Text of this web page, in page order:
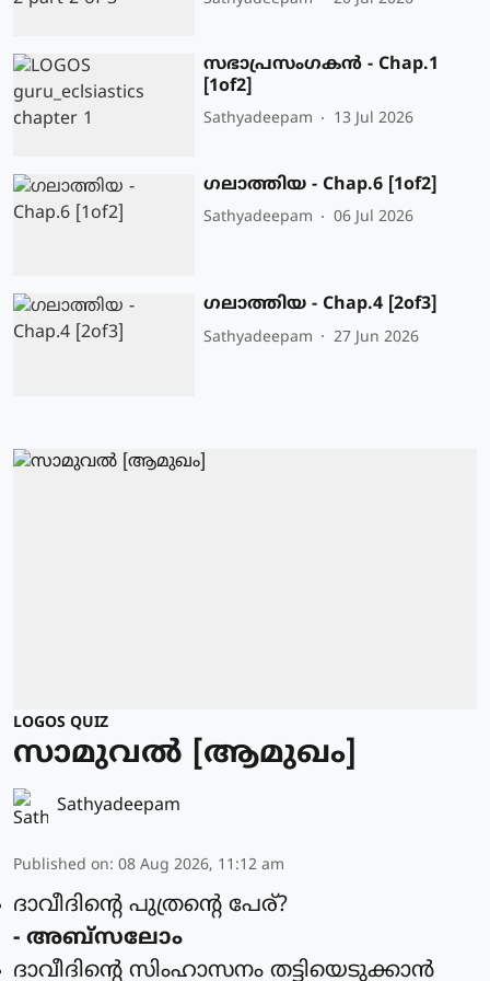
സഭാപ്രസംഗകൻ - Chap.1
[1of2]
Sathyadeepam 13 Jul 2026
ഗലാത്തിയ - Chap.6 [1of2]
Sathyadeepam 06 Jul 2026
ഗലാത്തിയ - Chap.4 [2of3]
Sathyadeepam 27 Jun 2026
LOGOS QUIZ
സാമുവൽ [ആമുഖം]
Sathyadeepam
Published on: 08 Aug 2026, 11:12 am
ദാവീദിന്റെ പുത്രന്റെ പേര്?
- അബ്‌സലോം
ദാവീദിന്റെ സിംഹാസനം തട്ടിയെടുക്കാന്‍